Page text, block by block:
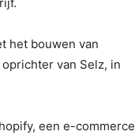
het bouwen van
van Selz, in
een e-commerce